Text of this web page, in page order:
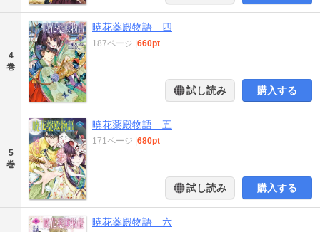
4
巻
暁花薬殿物語 四
187ページ |660pt
試し読み 購入する
5
巻
暁花薬殿物語 五
171ページ |680pt
試し読み 購入する
暁花薬殿物語 六